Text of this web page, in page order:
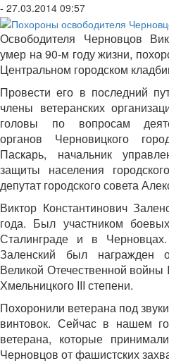
- 27.03.2014 09:57
Освободителя Черновцов
умер на 90-м году жизни,
Центральном городском
Провести его в последний
члены ветеранских
головы по вопросам
органов Черновицкого
Паскарь, начальник
защиты населения
депутат городского совета
Виктор Константинович
года. Был участником
Сталинграде и в
Заленский был награжден
Великой Отечественной
Хмельницкого III степени.
Похоронили ветерана под
винтовок. Сейчас в нашем
ветерана, которые
Черновцов от фашистских